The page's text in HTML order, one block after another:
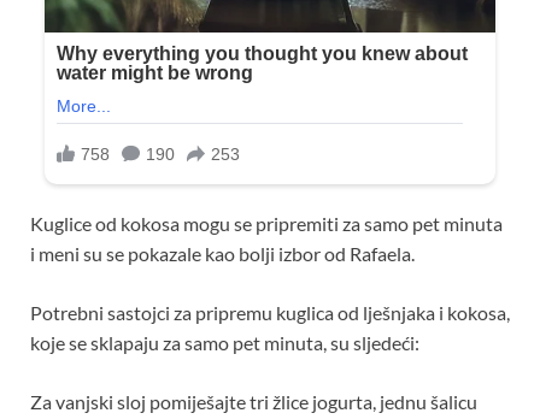
Kuglice od kokosa mogu se pripremiti za samo pet minuta
i meni su se pokazale kao bolji izbor od Rafaela.
Potrebni sastojci za pripremu kuglica od lješnjaka i kokosa,
koje se sklapaju za samo pet minuta, su sljedeći:
Za vanjski sloj pomiješajte tri žlice jogurta, jednu šalicu